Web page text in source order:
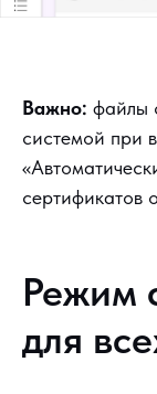
Важно: файлы
системой при
сертификатов
Режим
для